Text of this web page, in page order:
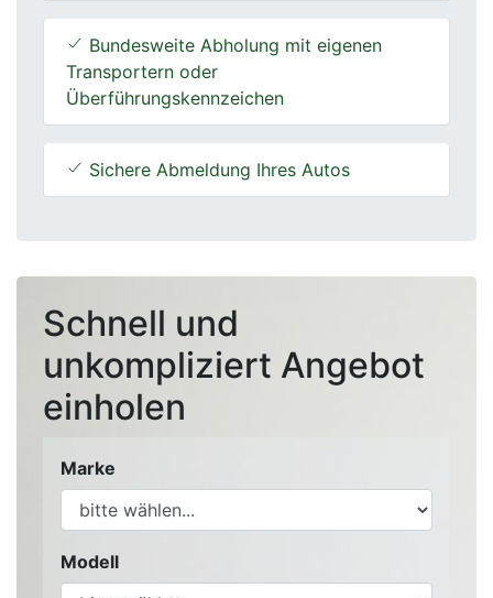
Bundesweite Abholung mit eigenen
Transportern oder
Überführungskennzeichen
Sichere Abmeldung Ihres Autos
Schnell und
unkompliziert Angebot
einholen
Marke
Modell